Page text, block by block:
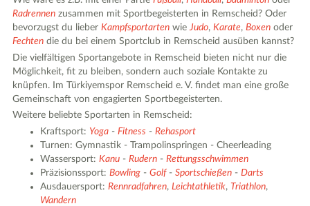
Radrennen zusammen mit Sportbegeisterten in Remscheid? Oder
bevorzugst du lieberKampfsportarten wieJudo,Karate,Boxen oder
Fechten die du bei einem Sportclub in Remscheid ausüben kannst?
Die vielfältigen Sportangebote in Remscheid bieten nicht nur die
Möglichkeit, fit zu bleiben, sondern auch soziale Kontakte zu
knüpfen. Im Türkiyemspor Remscheid e. V. findet man eine große
Gemeinschaft von engagierten Sportbegeisterten.
Weitere beliebte Sportarten in Remscheid:
Kraftsport: Yoga -Fitness -Rehasport
Turnen: Gymnastik - Trampolinspringen - Cheerleading
Wassersport:Kanu -Rudern -Rettungsschwimmen
Präzisionssport:Bowling -Golf-Sportschießen -Darts
Ausdauersport:Rennradfahren,Leichtathletik,Triathlon,
Wandern